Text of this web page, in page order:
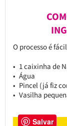
O processo é
1 caixinha de
Água
Pincel (já fiz
Vasilha
Salvar